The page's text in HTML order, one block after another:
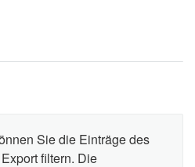
BENÖTIGT?
Sie die Einträge des
filtern. Die